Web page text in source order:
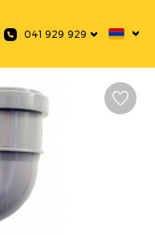
041 929 929